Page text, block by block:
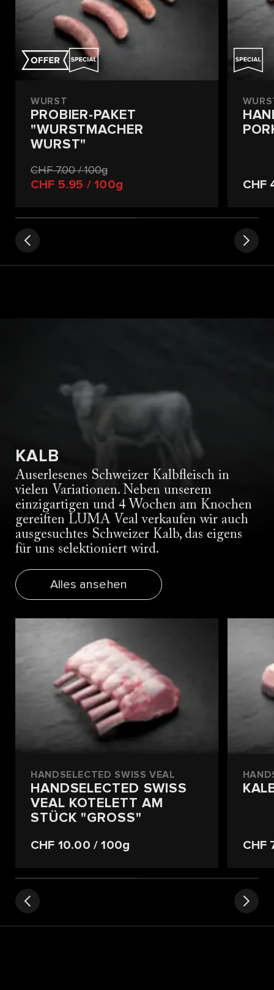
WURST
PROBIER-PAKET
"WURSTMACHER
WURST"
CHF 7.00/ 100g
CHF 5.95 / 100g CHF
KALB
Auserlesenes Schweizer Kalbfleisch in
vielen Variationen. Neben unserem
einzigartigen und 4 Wochen am Knochen
gereiften LUMA Veal verkaufen wir auch
ausgesuchtes Schweizer Kalb, das eigens
für uns selektioniert wird.
Alles ansehen
HANDSELECTED SWISS VEAL
HANDSELECTED SWISS
VEAL KOTELETT AM
STÜCK "GROSS"
CHF 10.00 / 100g CHF